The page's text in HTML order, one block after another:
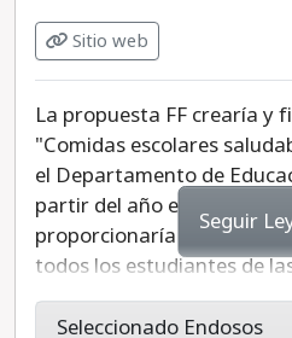
Además, esta enmienda
requerido de 5 años a 3
tiempo que debe existir
de obtener una licencia de
el 1 de enero de 2025. Las
benéficos enumeradas
paréntesis son
organizaciones más
organizaciones dirigidas
Sitio web
La propuesta FF crearía y
"Comidas escolares
el Departamento de
partir del año escolar
proporcionaría desayuno
todos los estudiantes de
Colorado,
En 2024-2025, el fondo se
Seguir
Seleccionado Endosos